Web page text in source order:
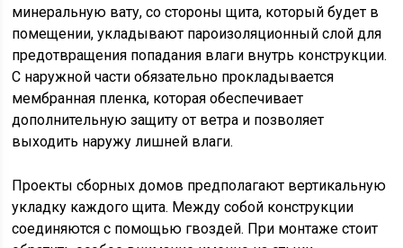
минеральную вату, со стороны щита, который будет в
помещении, укладывают пароизоляционный слой для
предотвращения попадания влаги внутрь конструкции.
С наружной части обязательно прокладывается
мембранная пленка, которая обеспечивает
дополнительную защиту от ветра и позволяет
выходить наружу лишней влаги.
Проекты сборных домов предполагают вертикальную
укладку каждого щита. Между собой конструкции
соединяются с помощью гвоздей. При монтаже стоит